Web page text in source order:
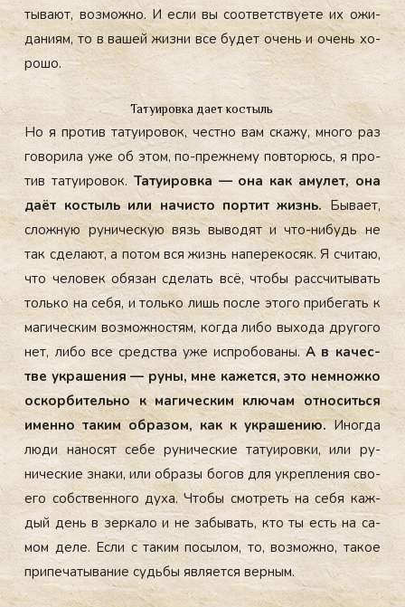
тыва­ют, воз­можно. И ес­ли вы со­от­ветс­тву­ете их ожи­
дани­ям, то в ва­шей жиз­ни все бу­дет очень и очень хо­
рошо.
Татуировка дает костыль
Но я про­тив та­ту­иро­вок, чес­тно вам ска­жу, мно­го раз
го­вори­ла уже об этом, по-преж­не­му пов­то­рюсь, я про­
тив та­ту­иро­вок.Та­ту­иров­ка — она как аму­лет, она
да­ёт кос­тыль или на­чис­то пор­тит жизнь.Бы­ва­ет,
слож­ную ру­ничес­кую вязь вы­водят и что-ни­будь не
так сде­ла­ют, а по­том вся жизнь на­пере­косяк. Я счи­таю,
что че­ловек обя­зан сде­лать всё, что­бы рас­счи­тывать
толь­ко на се­бя, и толь­ко лишь пос­ле это­го при­бегать к
ма­гичес­ким воз­можнос­тям, ког­да ли­бо вы­хода дру­гого
нет, ли­бо все средс­тва уже ис­про­бова­ны.А в ка­чес­
тве ук­ра­шения — ру­ны, мне ка­жет­ся, это нем­ножко
ос­корби­тель­но к ма­гичес­ким клю­чам от­но­сить­ся
имен­но та­ким об­ра­зом, как к ук­ра­шению.Иног­да
лю­ди на­носят се­бе ру­ничес­кие та­ту­иров­ки, или ру­
ничес­кие зна­ки, или об­ра­зы бо­гов для ук­репле­ния сво­
его собс­твен­но­го ду­ха. Что­бы смот­реть на се­бя каж­
дый день в зер­ка­ло и не за­бывать, кто ты есть на са­
мом де­ле. Ес­ли с та­ким по­сылом, то, воз­можно, та­кое
при­печа­тыва­ние судь­бы яв­ля­ет­ся вер­ным.